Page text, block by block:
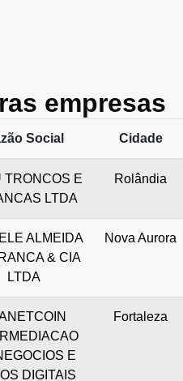
empresas
Social Cidade
TRONCOS E
LTDA
Rolândia
ALMEIDA
& CIA
LTDA
Nova Aurora
E
DIGITAIS
Fortaleza